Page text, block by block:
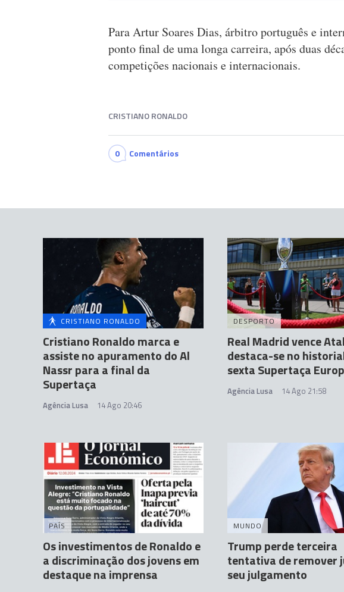
Para Artur Soares Dias, árbitro português e
ponto final de uma longa carreira, após duas
competições nacionais e internacionais.
CRISTIANO RONALDO
0 Comentários
CRISTIANO RONALDO
Cristiano Ronaldo marca e
assiste no apuramento do Al
Nassr para a final da
Supertaça
Agência Lusa 14 Ago 20:46
DESPORTO
Real Madrid vence
destaca-se no
sexta Supertaça
Agência Lusa 14 Ago 21:58
PAÍS
Os investimentos de Ronaldo e
a discriminação dos jovens em
destaque na imprensa
MUNDO
Trump perde terceira
tentativa de remover
seu julgamento